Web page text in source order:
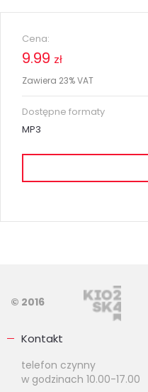
Cena:
9.99 zł
Zawiera 23% VAT
Dostępne formaty
MP3
© 2016
Kontakt
telefon czynny
w godzinach 10.00-17.00